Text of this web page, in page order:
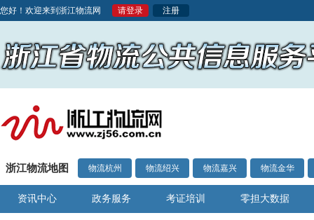
您好！欢迎来到浙江物流网 请登录 注册
浙江物流地图 物流杭州 物流绍兴 物流嘉兴 物流金华
资讯中心 政务服务 考证培训 零担大数据